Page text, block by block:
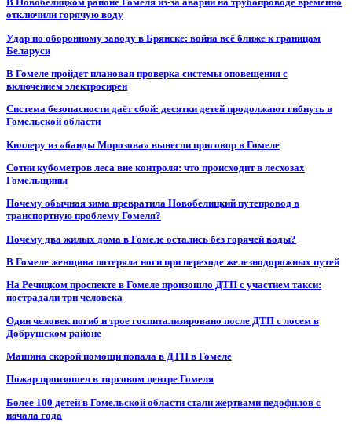
отключили горячую воду
Удар по оборонному заводу в Брянске: война всё ближе к границам
Беларуси
В Гомеле пройдет плановая проверка системы оповещения с
включением электросирен
Система безопасности даёт сбой: десятки детей продолжают гибнуть в
Гомельской области
Киллеру из «банды Морозова» вынесли приговор в Гомеле
Сотни кубометров леса вне контроля: что происходит в лесхозах
Гомельщины
Почему обычная зима превратила Новобелицкий путепровод в
транспортную проблему Гомеля?
Почему два жилых дома в Гомеле остались без горячей воды?
В Гомеле женщина потеряла ноги при переходе железнодорожных путей
На Речицком проспекте в Гомеле произошло ДТП с участием такси:
пострадали три человека
Один человек погиб и трое госпитализировано после ДТП с лосем в
Добрушском районе
Машина скорой помощи попала в ДТП в Гомеле
Пожар произошел в торговом центре Гомеля
Более 100 детей в Гомельской области стали жертвами педофилов с
начала года